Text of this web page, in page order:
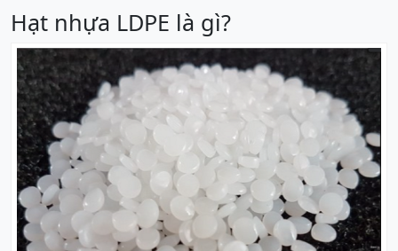
Hạt nhựa LDPE là gì?